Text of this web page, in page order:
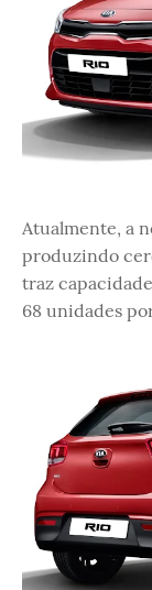
Atualmente, a
produzindo
traz
68 unidades